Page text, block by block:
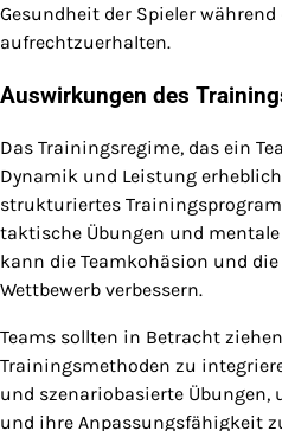
Gesundheit der Spieler während
aufrechtzuerhalten.
Auswirkungen des
Das Trainingsregime, das ein
Dynamik und Leistung
strukturiertes
taktische Übungen und
kann die Teamkohäsion und
Wettbewerb verbessern.
Teams sollten in Betracht
Trainingsmethoden zu
und szenariobasierte Übungen,
und ihre Anpassungsfähigkeit